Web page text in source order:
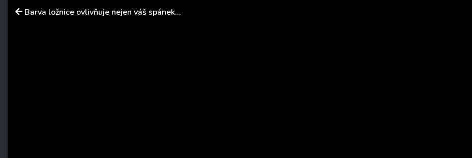
Barva ložnice ovlivňuje nejen váš spánek…